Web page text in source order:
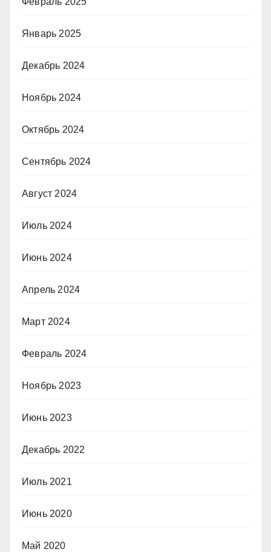
Январь 2025
Декабрь 2024
Ноябрь 2024
Октябрь 2024
Сентябрь 2024
Август 2024
Июль 2024
Июнь 2024
Апрель 2024
Март 2024
Февраль 2024
Ноябрь 2023
Июнь 2023
Декабрь 2022
Июль 2021
Июнь 2020
Май 2020